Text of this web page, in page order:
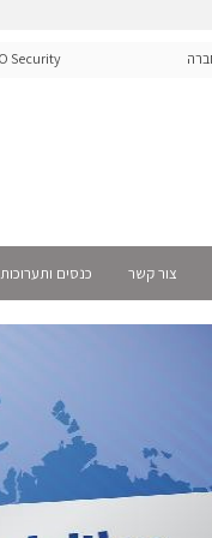
צור קשר כנסים ותערוכות